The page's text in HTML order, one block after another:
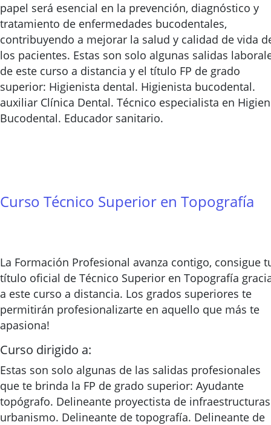
papel será esencial en la prevención, diagnóstico y
tratamiento de enfermedades bucodentales,
contribuyendo a mejorar la salud y calidad de vida
los pacientes. Estas son solo algunas salidas
de este curso a distancia y el título FP de grado
superior: Higienista dental. Higienista bucodental.
auxiliar Clínica Dental. Técnico especialista en
Bucodental. Educador sanitario.
Curso Técnico Superior en Topografía
La Formación Profesional avanza contigo, consigue
título oficial de Técnico Superior en Topografía
a este curso a distancia. Los grados superiores te
permitirán profesionalizarte en aquello que más te
apasiona!
Curso dirigido a:
Estas son solo algunas de las salidas profesionales
que te brinda la FP de grado superior: Ayudante
topógrafo. Delineante proyectista de
urbanismo. Delineante de topografía. Delineante de